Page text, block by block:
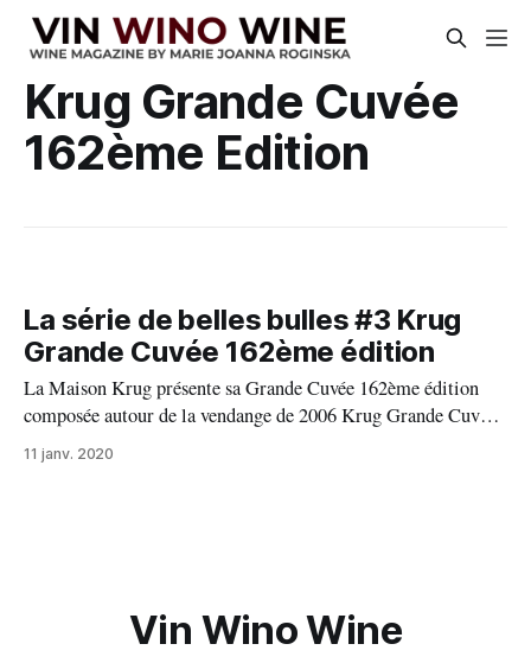
Krug Grande Cuvée
162ème Edition
La série de belles bulles #3 Krug
Grande Cuvée 162ème édition
La Maison Krug présente sa Grande Cuvée 162ème édition
composée autour de la vendange de 2006 Krug Grande Cuvée
162ème Édition, composée autour de la vendange 2006, est un
assemblage de 163 vins de 11 années différentes, le plus vieux
11 janv. 2020
Vin Wino Wine